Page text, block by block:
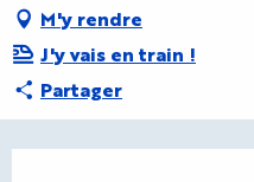
M'y rendre
J'y vais en train !
Partager